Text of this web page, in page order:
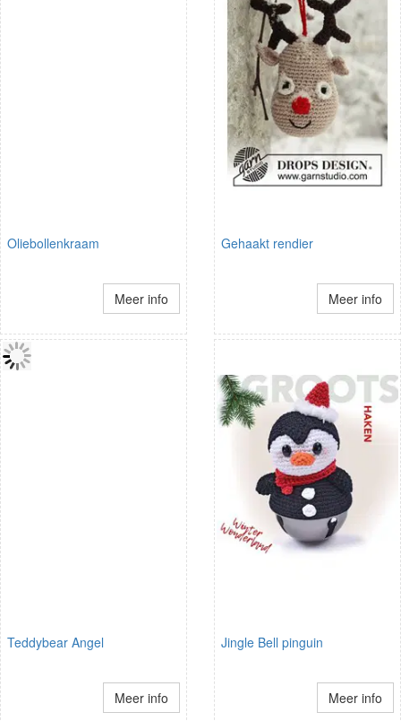
Oliebollenkraam
Meer info
Gehaakt rendier
Meer info
Teddybear Angel
Meer info
Jingle Bell pinguin
Meer info